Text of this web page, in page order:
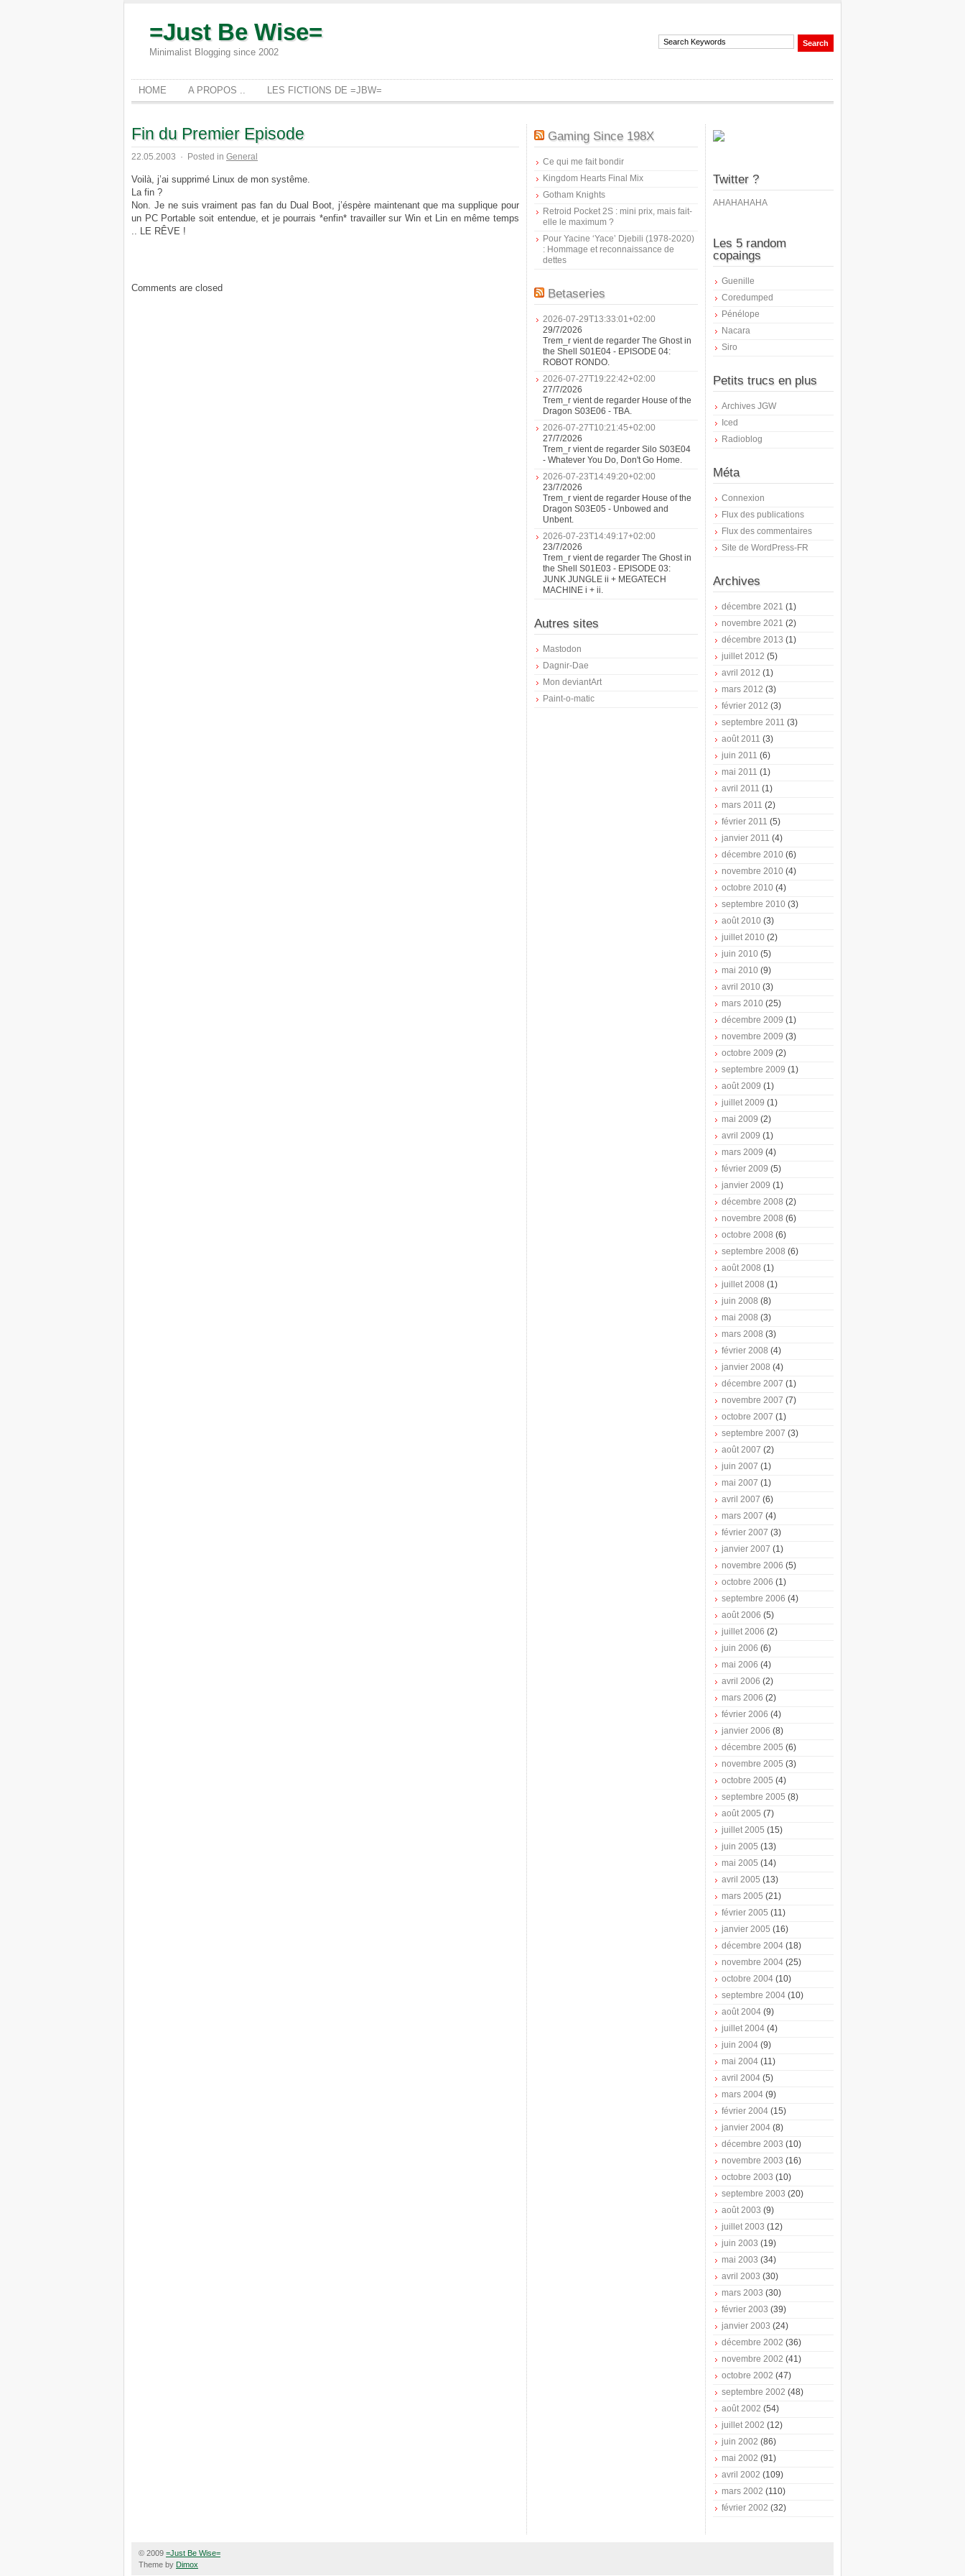
=Just Be Wise=
Minimalist Blogging since 2002
HOME A PROPOS .. LES FICTIONS DE =JBW=
Fin du Premier Episode
22.05.2003 · Posted in General
Voilà, j’ai supprimé Linux de mon systême.
La fin ?
Non. Je ne suis vraiment pas fan du Dual Boot, j’éspère maintenant que ma supplique pour
un PC Portable soit entendue, et je pourrais *enfin* travailler sur Win et Lin en même temps
.. LE RÊVE !
Comments are closed
Gaming Since 198X
Ce qui me fait bondir
Kingdom Hearts Final Mix
Gotham Knights
Retroid Pocket 2S : mini prix, mais fait-
elle le maximum ?
Pour Yacine ‘Yace’ Djebili (1978-2020)
: Hommage et reconnaissance de
dettes
Betaseries
2026-07-29T13:33:01+02:00
29/7/2026
Trem_r vient de regarder The Ghost in
the Shell S01E04 - EPISODE 04:
ROBOT RONDO.
2026-07-27T19:22:42+02:00
27/7/2026
Trem_r vient de regarder House of the
Dragon S03E06 - TBA.
2026-07-27T10:21:45+02:00
27/7/2026
Trem_r vient de regarder Silo S03E04
- Whatever You Do, Don't Go Home.
2026-07-23T14:49:20+02:00
23/7/2026
Trem_r vient de regarder House of the
Dragon S03E05 - Unbowed and
Unbent.
2026-07-23T14:49:17+02:00
23/7/2026
Trem_r vient de regarder The Ghost in
the Shell S01E03 - EPISODE 03:
JUNK JUNGLE ii + MEGATECH
MACHINE i + ii.
Autres sites
Mastodon
Dagnir-Dae
Mon deviantArt
Paint-o-matic
Twitter ?
AHAHAHAHA
Les 5 random
copaings
Guenille
Coredumped
Pénélope
Nacara
Siro
Petits trucs en plus
Archives JGW
Iced
Radioblog
Méta
Connexion
Flux des publications
Flux des commentaires
Site de WordPress-FR
Archives
décembre 2021 (1)
novembre 2021 (2)
décembre 2013 (1)
juillet 2012 (5)
avril 2012 (1)
mars 2012 (3)
février 2012 (3)
septembre 2011 (3)
août 2011 (3)
juin 2011 (6)
mai 2011 (1)
avril 2011 (1)
mars 2011 (2)
février 2011 (5)
janvier 2011 (4)
décembre 2010 (6)
novembre 2010 (4)
octobre 2010 (4)
septembre 2010 (3)
août 2010 (3)
juillet 2010 (2)
juin 2010 (5)
mai 2010 (9)
avril 2010 (3)
mars 2010 (25)
décembre 2009 (1)
novembre 2009 (3)
octobre 2009 (2)
septembre 2009 (1)
août 2009 (1)
juillet 2009 (1)
mai 2009 (2)
avril 2009 (1)
mars 2009 (4)
février 2009 (5)
janvier 2009 (1)
décembre 2008 (2)
novembre 2008 (6)
octobre 2008 (6)
septembre 2008 (6)
août 2008 (1)
juillet 2008 (1)
juin 2008 (8)
mai 2008 (3)
mars 2008 (3)
février 2008 (4)
janvier 2008 (4)
décembre 2007 (1)
novembre 2007 (7)
octobre 2007 (1)
septembre 2007 (3)
août 2007 (2)
juin 2007 (1)
mai 2007 (1)
avril 2007 (6)
mars 2007 (4)
février 2007 (3)
janvier 2007 (1)
novembre 2006 (5)
octobre 2006 (1)
septembre 2006 (4)
août 2006 (5)
juillet 2006 (2)
juin 2006 (6)
mai 2006 (4)
avril 2006 (2)
mars 2006 (2)
février 2006 (4)
janvier 2006 (8)
décembre 2005 (6)
novembre 2005 (3)
octobre 2005 (4)
septembre 2005 (8)
août 2005 (7)
juillet 2005 (15)
juin 2005 (13)
mai 2005 (14)
avril 2005 (13)
mars 2005 (21)
février 2005 (11)
janvier 2005 (16)
décembre 2004 (18)
novembre 2004 (25)
octobre 2004 (10)
septembre 2004 (10)
août 2004 (9)
juillet 2004 (4)
juin 2004 (9)
mai 2004 (11)
avril 2004 (5)
mars 2004 (9)
février 2004 (15)
janvier 2004 (8)
décembre 2003 (10)
novembre 2003 (16)
octobre 2003 (10)
septembre 2003 (20)
août 2003 (9)
juillet 2003 (12)
juin 2003 (19)
mai 2003 (34)
avril 2003 (30)
mars 2003 (30)
février 2003 (39)
janvier 2003 (24)
décembre 2002 (36)
novembre 2002 (41)
octobre 2002 (47)
septembre 2002 (48)
août 2002 (54)
juillet 2002 (12)
juin 2002 (86)
mai 2002 (91)
avril 2002 (109)
mars 2002 (110)
février 2002 (32)
© 2009 =Just Be Wise=
Theme by Dimox